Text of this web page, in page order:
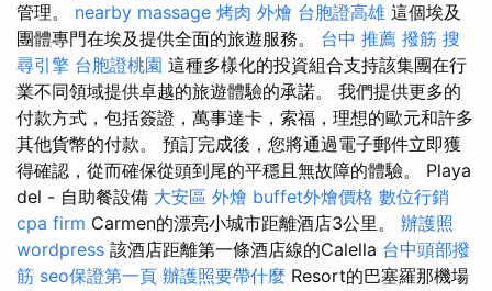
管理。 nearby massage 烤肉 外燴 台胞證高雄 這個埃及
團體專門在埃及提供全面的旅遊服務。 台中 推薦 撥筋 搜
尋引擎 台胞證桃園 這種多樣化的投資組合支持該集團在行
業不同領域提供卓越的旅遊體驗的承諾。 我們提供更多的
付款方式，包括簽證，萬事達卡，索福，理想的歐元和許多
其他貨幣的付款。 預訂完成後，您將通過電子郵件立即獲
得確認，從而確保從頭到尾的平穩且無故障的體驗。 Playa
del - 自助餐設備 大安區 外燴 buffet外燴價格 數位行銷
cpa firm Carmen的漂亮小城市距離酒店3公里。 辦護照
wordpress 該酒店距離第一條酒店線的Calella 台中頭部撥
筋 seo保證第一頁 辦護照要帶什麼 Resort的巴塞羅那機場